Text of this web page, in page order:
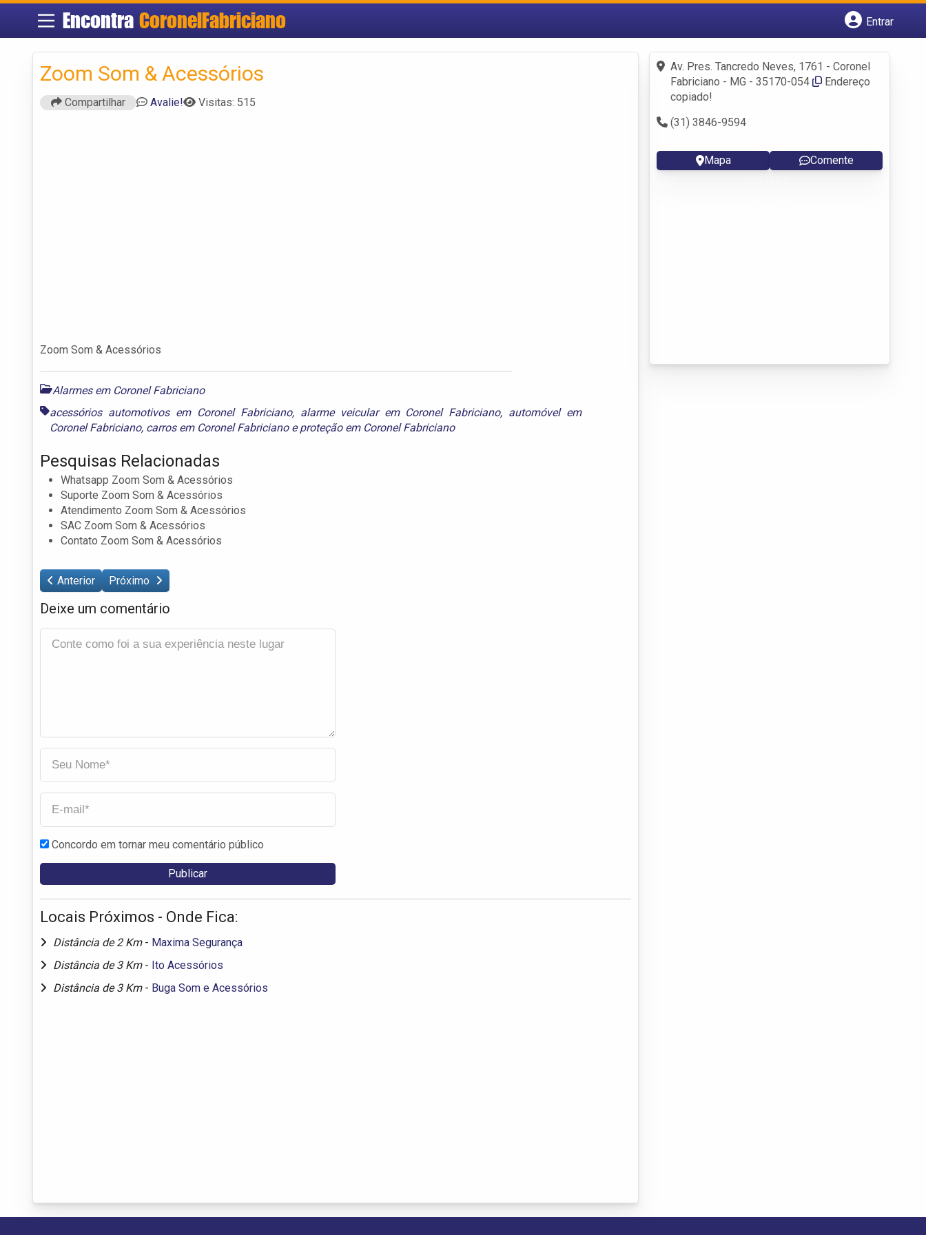
Encontra CoronelFabriciano
Entrar
Fazer login
Criar conta
Zoom Som & Acessórios
Compartilhar Avalie! Visitas: 515
Zoom Som & Acessórios
Alarmes em Coronel Fabriciano
acessórios automotivos em Coronel Fabriciano, alarme veicular em Coronel Fabriciano, automóvel em
Coronel Fabriciano, carros em Coronel Fabricianoeproteção em Coronel Fabriciano
Pesquisas Relacionadas
Whatsapp Zoom Som & Acessórios
Suporte Zoom Som & Acessórios
Atendimento Zoom Som & Acessórios
SAC Zoom Som & Acessórios
Contato Zoom Som & Acessórios
Anterior Próximo
Deixe um comentário
Concordo em tornar meu comentário público
Locais Próximos - Onde Fica:
Distância de 2 Km - Maxima Segurança
Distância de 3 Km - Ito Acessórios
Distância de 3 Km - Buga Som e Acessórios
Av. Pres. Tancredo Neves, 1761 - Coronel
Fabriciano - MG - 35170-054‎
Endereço
copiado!
(31) 3846-9594
Mapa Comente